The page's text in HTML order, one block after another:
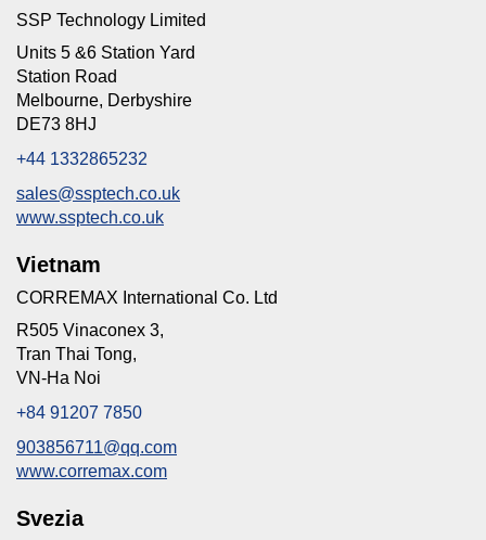
SSP Technology Limited
Units 5 &6 Station Yard
Station Road
Melbourne, Derbyshire
DE73 8HJ
+44 1332865232
sales@ssptech.co.uk
www.ssptech.co.uk
Vietnam
CORREMAX International Co. Ltd
R505 Vinaconex 3,
Tran Thai Tong,
VN-Ha Noi
+84 91207 7850
903856711@qq.com
www.corremax.com
Svezia